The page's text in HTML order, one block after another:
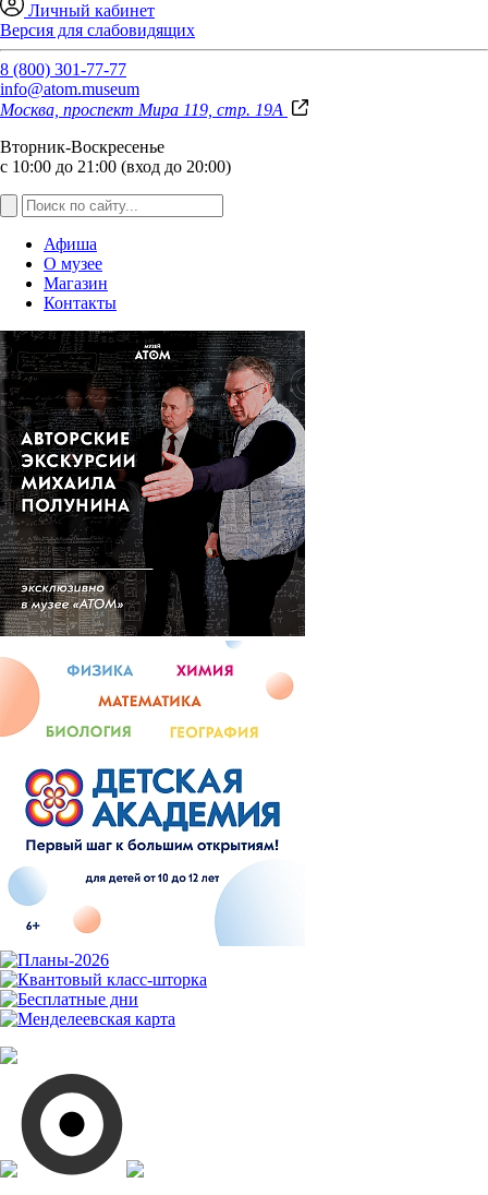
Личный кабинет
Версия для слабовидящих
8 (800) 301-77-77
info@atom.museum
Москва, проспект Мира 119, стр. 19А
Вторник-Воскресенье
с 10:00 до 21:00 (вход до 20:00)
Афиша
О музее
Магазин
Контакты